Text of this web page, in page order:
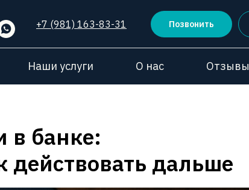
+7 (981) 163-83-31 Позвонить
Наши услуги О нас Отзывы
в банке:
действовать дальше